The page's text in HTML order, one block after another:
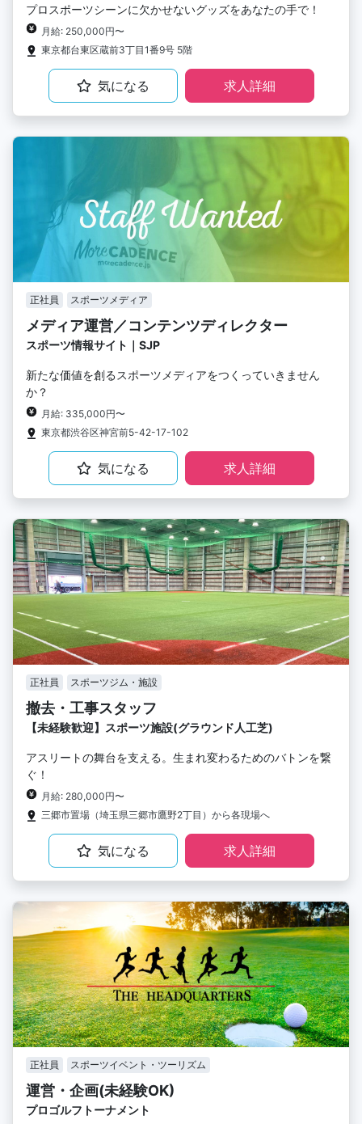
プロスポーツシーンに欠かせないグッズをあなたの手で！
月給: 250,000円〜
東京都台東区蔵前3丁目1番9号 5階
気になる 求人詳細
正社員 スポーツメディア
メディア運営／コンテンツディレクター
スポーツ情報サイト｜SJP
新たな価値を創るスポーツメディアをつくっていきません
か？
月給: 335,000円〜
東京都渋谷区神宮前5-42-17-102
気になる 求人詳細
正社員 スポーツジム・施設
撤去・工事スタッフ
【未経験歓迎】スポーツ施設(グラウンド人工芝)
アスリートの舞台を支える。生まれ変わるためのバトンを繋
ぐ！
月給: 280,000円〜
三郷市置場（埼玉県三郷市鷹野2丁目）から各現場へ
気になる 求人詳細
正社員 スポーツイベント・ツーリズム
運営・企画(未経験OK)
プロゴルフトーナメント